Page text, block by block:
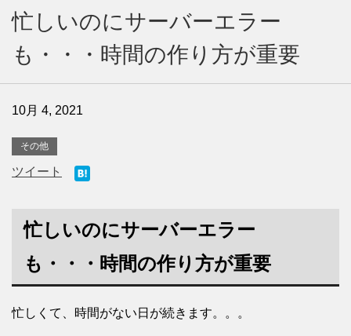
忙しいのにサーバーエラー
も・・・時間の作り方が重要
10月 4, 2021
その他
ツイート
忙しいのにサーバーエラー
も・・・時間の作り方が重要
忙しくて、時間がない日が続きます。。。